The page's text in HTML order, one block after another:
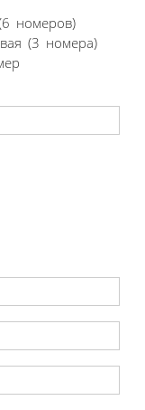
номеров)
(3 номера)